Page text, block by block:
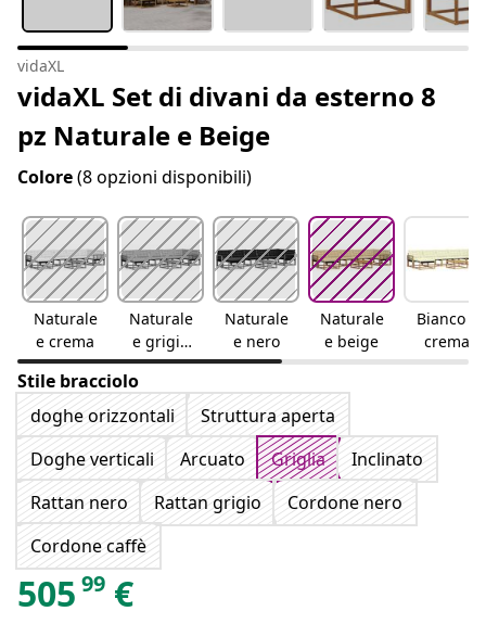
vidaXL
vidaXL Set di divani da esterno 8
pz Naturale e Beige
Colore(8 opzioni disponibili)
Naturale
e crema
Naturale
e grigio
chiaro
Naturale
e nero
Naturale
e beige
Bianco e
crema
Stile bracciolo
doghe orizzontali
Struttura aperta
Doghe verticali
Arcuato Griglia
Inclinato
Rattan nero
Rattan grigio
Cordone nero
Cordone caffè
505 99 €